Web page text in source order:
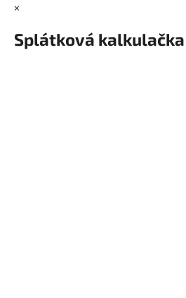
×
Splátková kalkulačka